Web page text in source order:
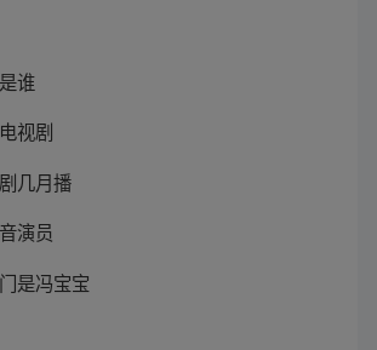
谁
视剧
几月播
演员
是冯宝宝